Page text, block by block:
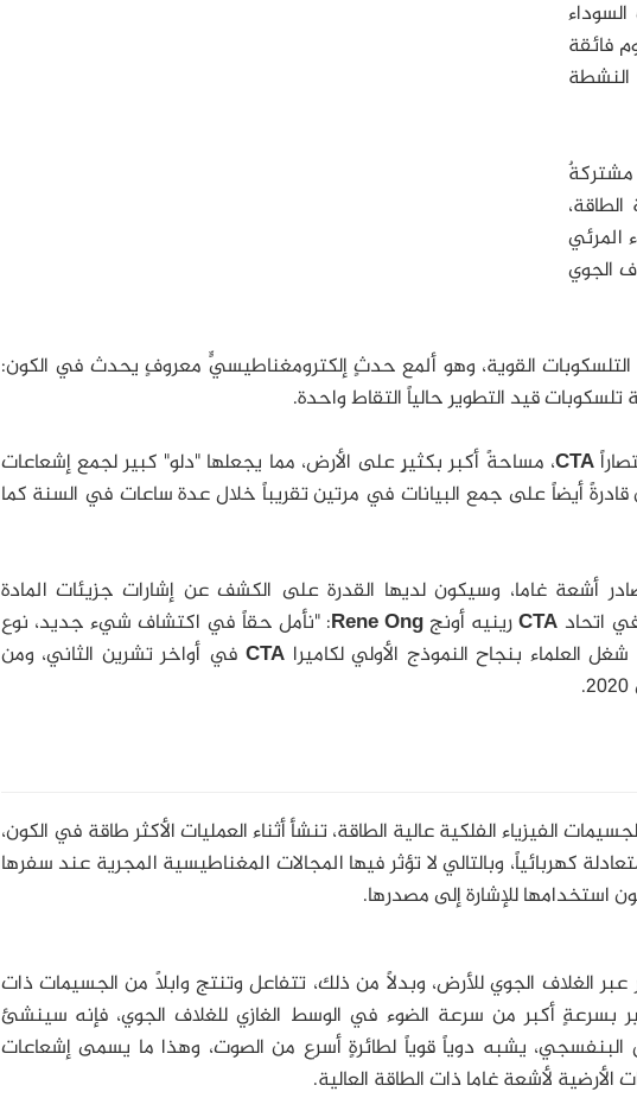
فائقة
النشطة
مشتركةٌ
الجوي
التلسكوبات القوية، وهو ألمع حدثٍ إلكترومغناطيسيٍّ معروفٍ يحدث في الكون:
قيد التطوير حالياً التقاط واحدة.
CTA، مساحةً أكبر بكثيرٍ على الأرض، مما يجعلها "دلو" كبير لجمع إشعاعات
قادرةً أيضاً على جمع البيانات في مرتين تقريباً خلال عدة ساعات في السنة كما
أشعة غاما، وسيكون لديها القدرة على الكشف عن إشارات جزيئات المادة
اتحاد CTAرينيه أونج Rene Ong: "نأمل حقاً في اكتشاف شيء جديد، نوع
شغل العلماء بنجاح النموذج الأولي لكاميرا CTA في أواخر تشرين الثاني، ومن
الفيزياء الفلكية عالية الطاقة، تنشأ أثناء العمليات الأكثر طاقة في الكون،
كهربائياً، وبالتالي لا تؤثر فيها المجالات المغناطيسية المجرية عند سفرها
استخدامها للإشارة إلى مصدرها.
عبر الغلاف الجوي للأرض، وبدلاً من ذلك، تتفاعل وتنتج وابلاً من الجسيمات ذات
بسرعةٍ أكبر من سرعة الضوء في الوسط الغازي للغلاف الجوي، فإنه سينشئ
البنفسجي، يشبه دوياً قوياً لطائرةٍ أسرع من الصوت، وهذا ما يسمى إشعاعات
لأشعة غاما ذات الطاقة العالية.